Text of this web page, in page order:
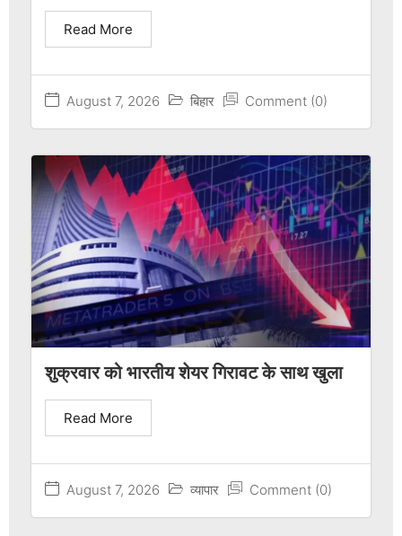
August 7, 2026 बिहार Comment (0)
Read More
शुक्रवार को भारतीय शेयर गिरावट के साथ खुला
August 7, 2026 व्यापार Comment (0)
Read More